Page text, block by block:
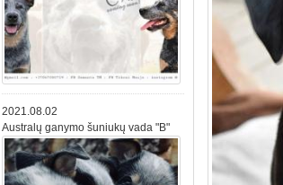
2021.08.02
Australų ganymo šuniukų vada "B"